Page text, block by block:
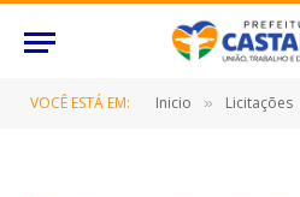
VOCÊ ESTÁ EM: Inicio » Licitações